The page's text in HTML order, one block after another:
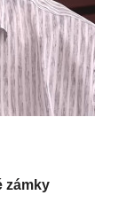
zámky